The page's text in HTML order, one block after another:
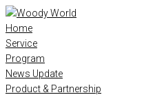
Skip
to
content
Home
Service
Program
News Update
Product & Partnership